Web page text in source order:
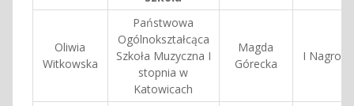
Oliwia
Witkowska
Państwowa
Ogólnokształcąca
Szkoła Muzyczna I
stopnia w
Katowicach
Magda
Górecka
I Nagroda